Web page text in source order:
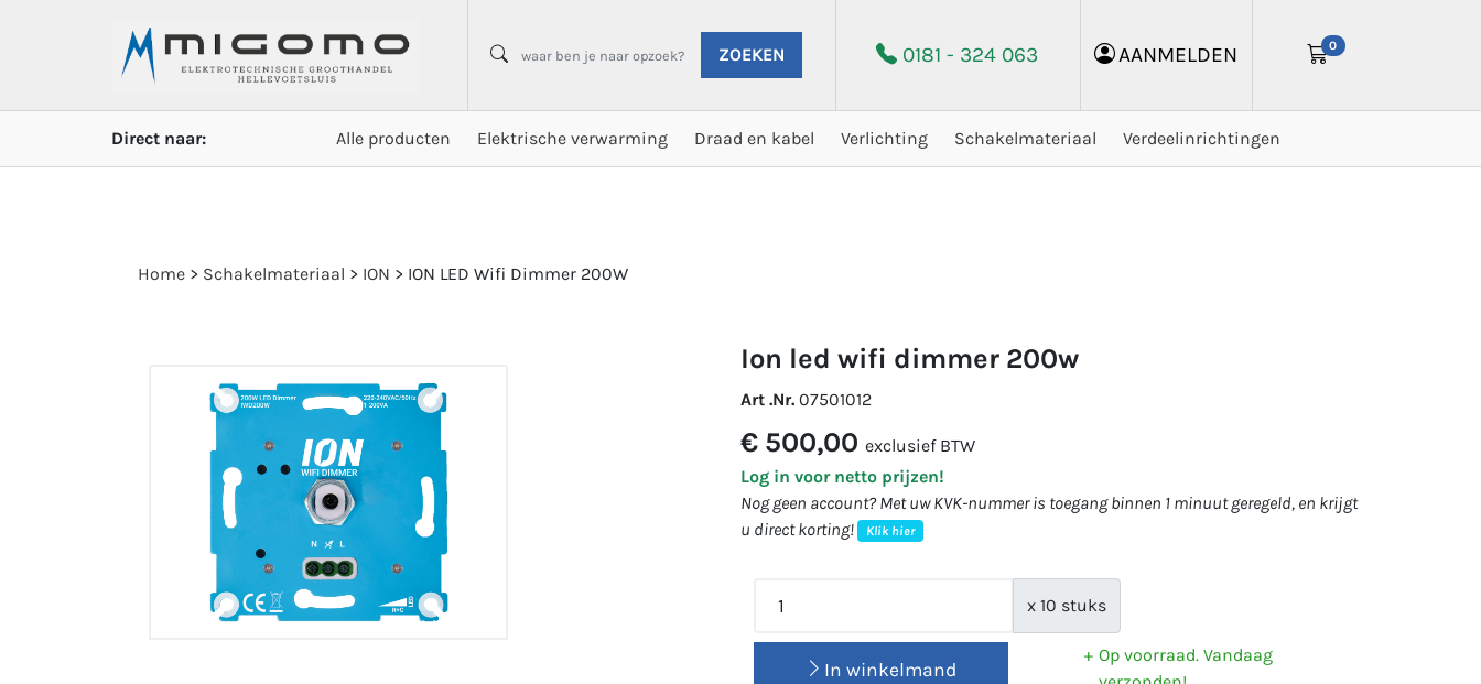
ZOEKEN 0181 - 324 063 AANMELDEN 0
Direct naar: Alle producten Elektrische verwarming Draad en kabel Verlichting Schakelmateriaal Verdeelinrichtingen
Home > Schakelmateriaal > ION > ION LED Wifi Dimmer 200W
ion led wifi dimmer 200w
Art .Nr. 07501012
€ 500,00 exclusief BTW
Log in voor netto prijzen!
Nog geen account? Met uw KVK-nummer is toegang binnen 1 minuut geregeld, en krijgt
u direct korting!
Klik hier
x 10 stuks
In winkelmand
Op voorraad. Vandaag